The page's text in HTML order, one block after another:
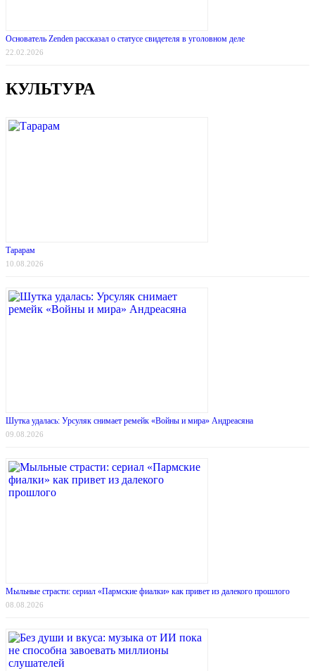
Основатель Zenden рассказал о статусе свидетеля в уголовном деле
22.02.2026
КУЛЬТУРА
Тарарам
10.08.2026
Шутка удалась: Урсуляк снимает ремейк «Войны и мира» Андреасяна
09.08.2026
Мыльные страсти: сериал «Пармские фиалки» как привет из далекого прошлого
08.08.2026